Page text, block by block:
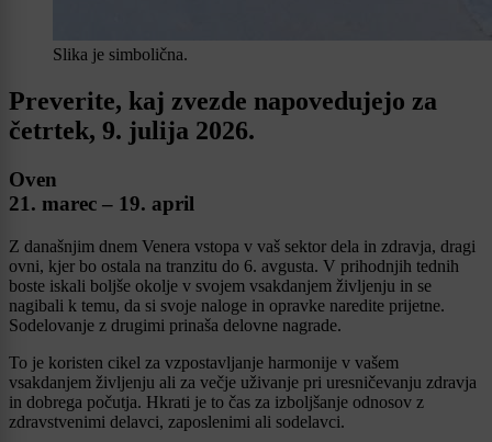
Slika je simbolična.
Preverite, kaj zvezde napovedujejo za
četrtek, 9. julija 2026.
Oven
21. marec – 19. april
Z današnjim dnem Venera vstopa v vaš sektor dela in zdravja, dragi
ovni, kjer bo ostala na tranzitu do 6. avgusta. V prihodnjih tednih
boste iskali boljše okolje v svojem vsakdanjem življenju in se
nagibali k temu, da si svoje naloge in opravke naredite prijetne.
Sodelovanje z drugimi prinaša delovne nagrade.
To je koristen cikel za vzpostavljanje harmonije v vašem
vsakdanjem življenju ali za večje uživanje pri uresničevanju zdravja
in dobrega počutja. Hkrati je to čas za izboljšanje odnosov z
zdravstvenimi delavci, zaposlenimi ali sodelavci.